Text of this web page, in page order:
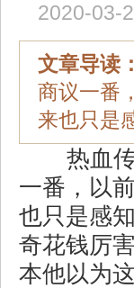
2020-03-
文章导读：
商议一番
来也只是
热血
一番，以
也只是感
奇花钱厉
本他以为